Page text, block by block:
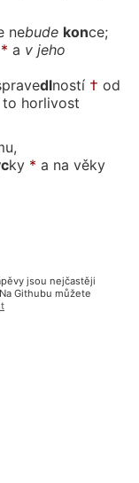
nebude konce;
* a v jeho
dlností † od
to horlivost
ky * a na věky
jsou nejčastěji
Githubu můžete